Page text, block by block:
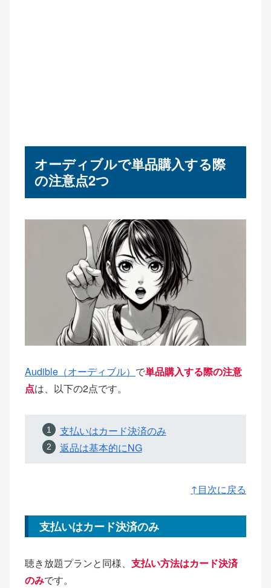
オーディブルで単品購入する際
の注意点2つ
Audible（オーディブル） で単品購入する際の注意
点は、以下の2点です。
支払いはカード決済のみ
返品は基本的にNG
↑目次に戻る
支払いはカード決済のみ
聴き放題プランと同様、 支払い方法はカード決済
のみです。